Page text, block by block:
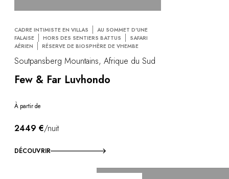
CADRE INTIMISTE EN VILLAS
AU SOMMET D'UNE
FALAISE
HORS DES SENTIERS BATTUS
SAFARI
AÉRIEN
RÉSERVE DE BIOSPHÈRE DE VHEMBE
Soutpansberg Mountains, Afrique du Sud
Few & Far Luvhondo
À partir de
2449 €/nuit
DÉCOUVRIR